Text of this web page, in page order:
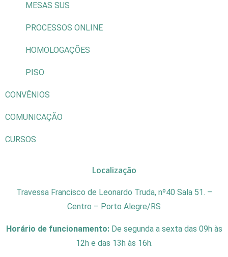
MESAS SUS
PROCESSOS ONLINE
HOMOLOGAÇÕES
PISO
CONVÊNIOS
COMUNICAÇÃO
CURSOS
Localização
Travessa Francisco de Leonardo Truda, nº40 Sala 51. –
Centro – Porto Alegre/RS
Horário de funcionamento: De segunda a sexta das 09h às
12h e das 13h às 16h.